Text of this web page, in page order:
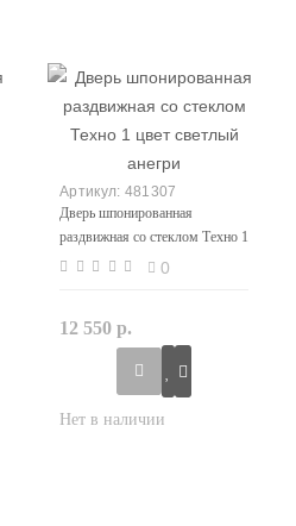
481307
Дверь шпонированная
раздвижная со стеклом Техно 1
цвет светлый анегри
0
12 550 р.